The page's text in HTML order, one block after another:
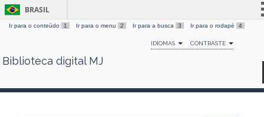
Skip
BRASIL
Simplifique!
Comunica BR
Ir para o conteúdo 1 Ir para o menu 2 Ir para a busca 3 Ir para o rodapé 4
IDIOMAS CONTRASTE
Biblioteca digital MJ